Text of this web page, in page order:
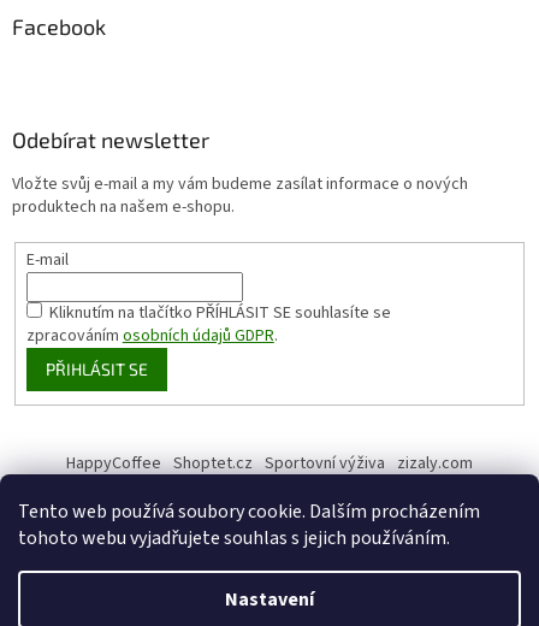
Tento web používá soubory cookie. Dalším procházením
tohoto webu vyjadřujete souhlas s jejich používáním.
Nastavení
Facebook
Odebírat newsletter
Vložte svůj e-mail a my vám budeme zasílat informace o nových
produktech na našem e-shopu.
E-mail
Kliknutím na tlačítko PŘÍHLÁSIT SEsouhlasíte se
zpracovánímosobních údajů GDPR.
PŘIHLÁSIT SE
HappyCoffee Shoptet.cz Sportovní výživa zizaly.com